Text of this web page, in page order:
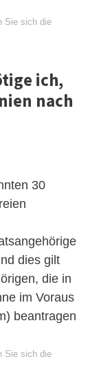
Sie sich die
ich,
nach
30
dies gilt
die in
im Voraus
beantragen
Sie sich die